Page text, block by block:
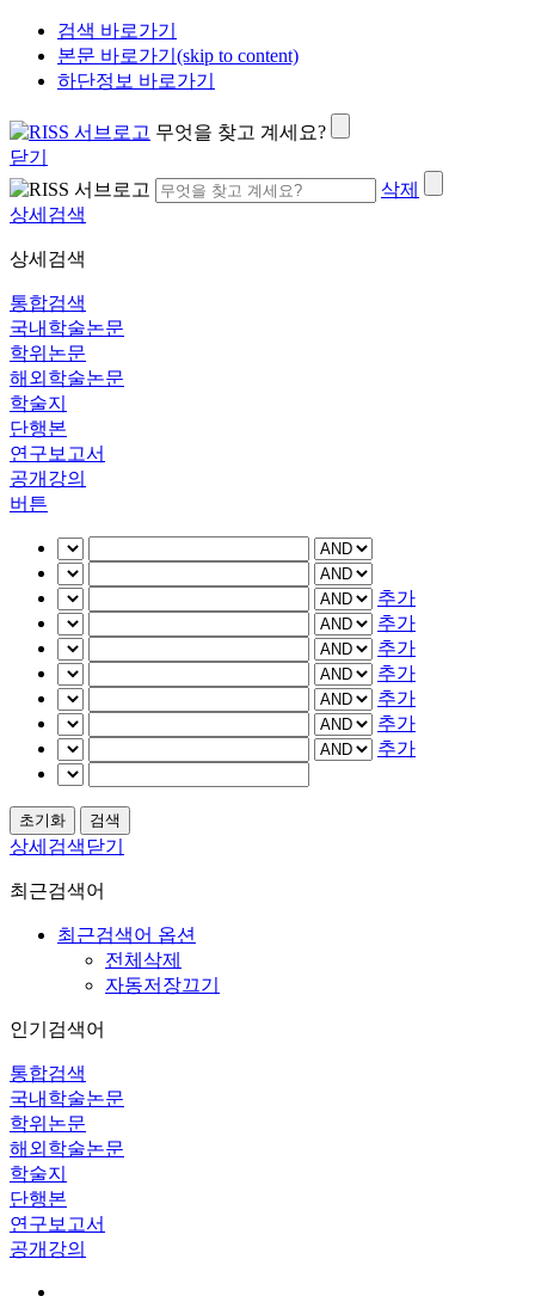
검색 바로가기
본문 바로가기(skip to content)
하단정보 바로가기
무엇을 찾고 계세요?
닫기
삭제
상세검색
상세검색
통합검색
국내학술논문
학위논문
해외학술논문
학술지
단행본
연구보고서
공개강의
버튼
추가
추가
추가
추가
추가
추가
추가
상세검색닫기
최근검색어
최근검색어 옵션
전체삭제
자동저장끄기
인기검색어
통합검색
국내학술논문
학위논문
해외학술논문
학술지
단행본
연구보고서
공개강의